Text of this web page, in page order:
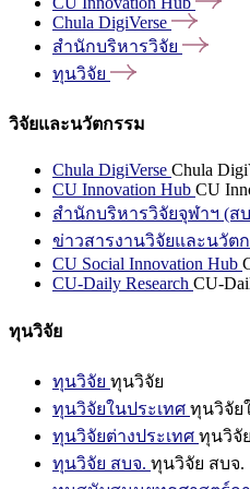
Chula DigiVerse
สำนักบริหารวิจัย
ทุนวิจัย
วิจัยและนวัตกรรม
Chula DigiVerse Chula
CU Innovation Hub CU
สำนักบริหารวิจัยจุฬาฯ (ส
ข่าวสารงานวิจัยและนวัต
CU Social Innovation Hub
CU-Daily Research CU-
ทุนวิจัย
ทุนวิจัย ทุนวิจัย
ทุนวิจัยในประเทศ ทุนวิจัย
ทุนวิจัยต่างประเทศ ทุนวิจั
ทุนวิจัย สบจ. ทุนวิจัย สบจ.